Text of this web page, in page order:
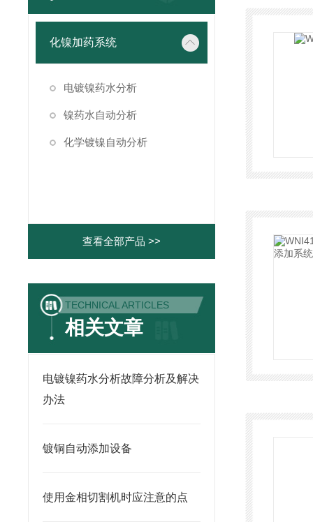
化镍加药系统
电镀镍药水分析
镍药水自动分析
化学镀镍自动分析
查看全部产品 >>
TECHNICAL ARTICLES
相关文章
电镀镍药水分析故障分析及解决
办法
镀铜自动添加设备
使用金相切割机时应注意的点